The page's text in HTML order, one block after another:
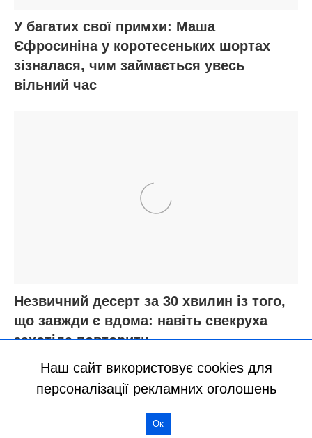
Наш сайт використовує cookies для
персоналізації рекламних оголошень
Ок